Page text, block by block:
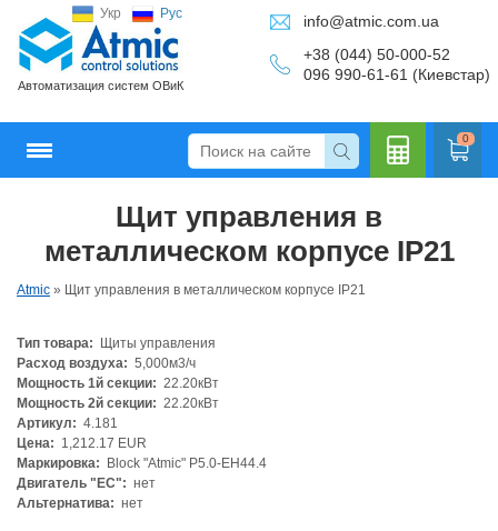
Укр Рус
Автоматизация систем ОВиК
info@atmic.com.ua
+38 (044) 50-000-52
096 990-61-61 (Киевстар)
0
Щит управления в
металлическом корпусе IP21
Atmic » Щит управления в металлическом корпусе IP21
Тип товара:
Щиты управления
Расход воздуха: 5,000м3/ч
Мощность 1й секции: 22.20кВт
Мощность 2й секции: 22.20кВт
Артикул: 4.181
Цена: 1,212.17 EUR
Маркировка:
Block "Atmic" P5.0-EH44.4
Двигатель "ЕС": нет
Альтернатива: нет